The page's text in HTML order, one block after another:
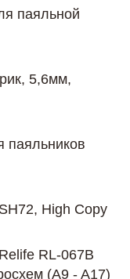
паяльной
5,6мм,
паяльников
High Copy
RL-067В
(A9 - A17)